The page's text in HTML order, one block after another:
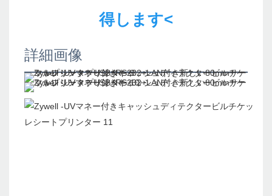
得します<
詳細画像